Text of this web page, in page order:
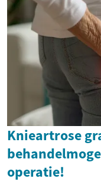
Knieartrose
operatie!